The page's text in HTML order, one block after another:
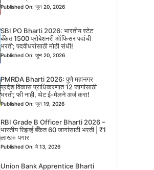
Published On: जून 20, 2026
SBI PO Bharti 2026: भारतीय स्टेट
बँकेत 1500 प्रोबेशनरी ऑफिसर पदांची
भरती; पदवीधरांसाठी मोठी संधी!
Published On: जून 20, 2026
PMRDA Bharti 2026: पुणे महानगर
प्रदेश विकास प्राधिकरणात 12 जागांसाठी
भरती; फी नाही, थेट ई-मेलने अर्ज करा!
Published On: जून 19, 2026
RBI Grade B Officer Bharti 2026 –
भारतीय रिझर्व्ह बँकेत 60 जागांसाठी भरती | ₹1
लाख+ पगार
Published On: मे 13, 2026
Union Bank Apprentice Bharti